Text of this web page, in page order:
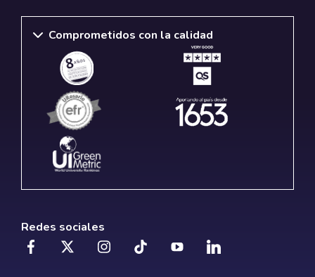
Comprometidos con la calidad
Redes sociales